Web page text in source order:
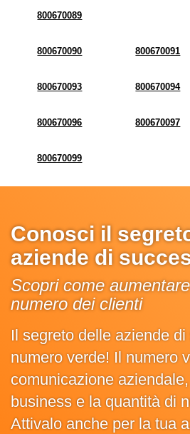
800670089
800670090 800670091
800670093 800670094
800670096 800670097
800670099
Conosci il
aziende di
Scopri come
numero dei clienti
Il segreto delle aziende
numero verde! Il numero
comunicazione
business e la quantità di
Attivalo anche per la tua